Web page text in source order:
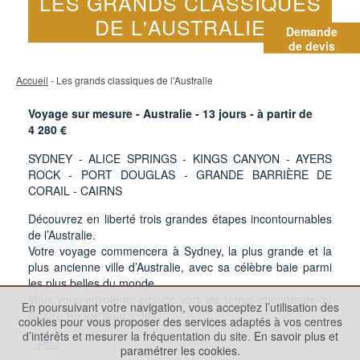
Demande
de devis
DE L'AUSTRALIE
Accueil - Les grands classiques de l'Australie
Voyage sur mesure - Australie - 13 jours - à partir de
4 280 €
SYDNEY - ALICE SPRINGS - KINGS CANYON - AYERS
ROCK - PORT DOUGLAS - GRANDE BARRIÈRE DE
CORAIL - CAIRNS
Découvrez en liberté trois grandes étapes incontournables
de l’Australie.
Votre voyage commencera à Sydney, la plus grande et la
plus ancienne ville d’Australie, avec sa célèbre baie parmi
les plus belles du monde.
Vous vous envolerez ensuite vers les terres aborigènes du
Centre Rouge pour y déc
...Plus
En poursuivant votre navigation, vous acceptez l’utilisation des
cookies pour vous proposer des services adaptés à vos centres
d’intérêts et mesurer la fréquentation du site. En savoir plus et
paramétrer les cookies.